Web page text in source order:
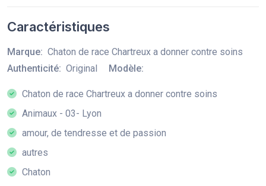
Caractéristiques
Marque: Chaton de race Chartreux a donner contre soins
Authenticité: Original Modèle:
Chaton de race Chartreux a donner contre soins
Animaux - 03- Lyon
amour, de tendresse et de passion
autres
Chaton